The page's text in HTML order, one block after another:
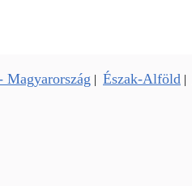
Magyarország | Észak-Alföld |